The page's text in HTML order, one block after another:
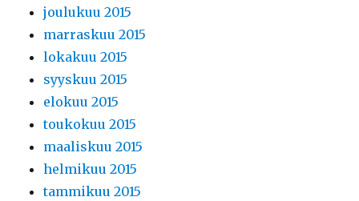
joulukuu 2015
marraskuu 2015
lokakuu 2015
syyskuu 2015
elokuu 2015
toukokuu 2015
maaliskuu 2015
helmikuu 2015
tammikuu 2015